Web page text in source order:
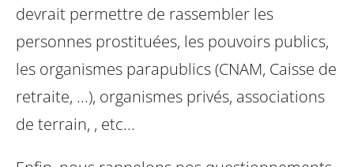
devrait permettre de rassembler les
personnes prostituées, les pouvoirs publics,
les organismes parapublics (CNAM, Caisse de
retraite, ...), organismes privés, associations
de terrain, , etc...